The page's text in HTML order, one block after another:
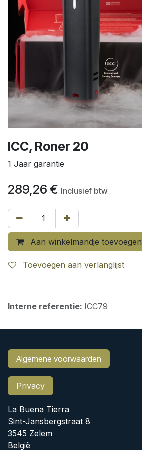
ICC, Roner 20
1 Jaar garantie
289,26 € Inclusief btw
Aan winkelmandje toevoegen
Toevoegen aan verlanglijst
Interne referentie: ICC79
Algemene voorwaarden
Privacy
La Buena Tierra
Sint-Jansbergstraat 8
3545 Zelem
België